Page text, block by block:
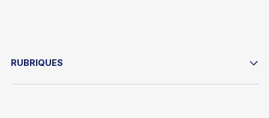
RUBRIQUES